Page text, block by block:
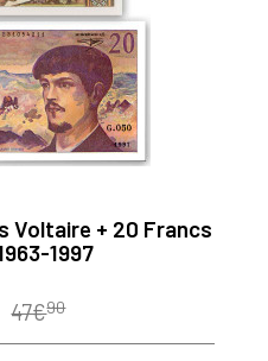
Voltaire + 20 Francs
1997
Prix
47€90